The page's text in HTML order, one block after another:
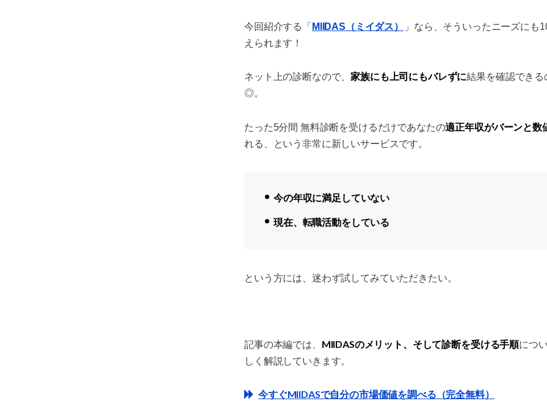
今回紹介する「 MIIDAS（ミイダス）
」なら、そういったニーズにも
えられます！
ネット上の診断なので、家族にも上司にもバレずに結果を確認できる
◎。
たった5分間 無料診断を受けるだけであなたの適正年収がバーンと数
れる、という非常に新しいサービスです。
今の年収に満足していない
現在、転職活動をしている
という方には、迷わず試してみていただきたい。
記事の本編では、 MIIDASのメリット、そして診断を受ける手順につ
しく解説していきます。
今すぐMIIDASで自分の市場価値を調べる（完全無料）